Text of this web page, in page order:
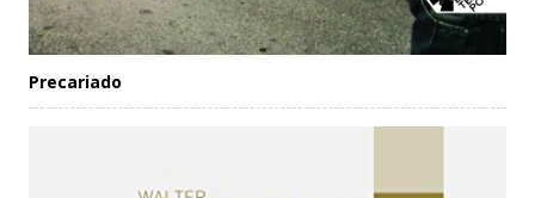
Precariado